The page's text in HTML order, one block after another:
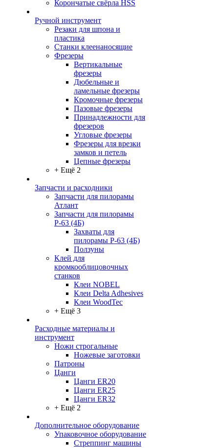
Корончатые свёрла HSS
Ручной инструмент
Резаки для шпона и
пластика
Станки клеенаносящие
Фрезеры
Вертикальные
фрезеры
Дюбельные и
ламельные фрезеры
Кромочные фрезеры
Пазовые фрезеры
Принадлежности для
фрезеров
Угловые фрезеры
Фрезеры для врезки
замков и петель
Цепные фрезеры
+ Ещё 2
Запчасти и расходники
Запчасти для пилорамы
Атлант
Запчасти для пилорамы
Р-63 (4Б)
Захваты для
пилорамы Р-63 (4Б)
Ползуны
Клей для
кромкооблицовочных
станков
Клеи NOBEL
Клеи Delta Adhesives
Клеи WoodTec
+ Ещё 3
Расходные материалы и
инструмент
Ножи строгальные
Ножевые заготовки
Патроны
Цанги
Цанги ER20
Цанги ER25
Цанги ER32
+ Ещё 2
Дополнительное оборудование
Упаковочное оборудование
Стреппинг машины